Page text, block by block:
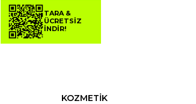
TARA &
ÜCRETSİZ
İNDİR!
KOZMETİK